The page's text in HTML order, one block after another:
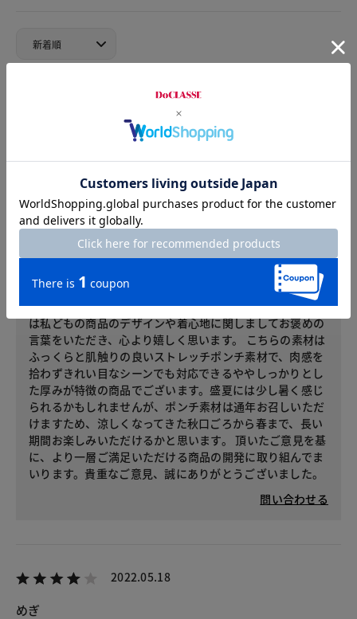
2022.07.30
デザイン、着用感共に良かったのに、かなりの生地の厚みと重
さでなかなか着用出来ないです。
お客様サービスセンターからのコメント
DoCLASSE商品のご購入、ならびにレビューへのご投稿あ
りがとうございます。せっかくお選びいただきましたの
に、残念な思いをおかけし申し訳ございません。 このたび
は私どもの商品のデザインや着心地に関しましてお褒めの
言葉をいただき、心より嬉しく思います。 こちらの素材は
ふっくらと肌触りの良いストレッチポンチ素材で、肉感を
拾わずきれい目なシーンでも対応できるややしっかりとし
た厚みが特徴の商品でございます。盛夏には少し暑く感じ
られるかもしれませんが、ポンチ素材は通年お召しいただ
けますため、涼しくなってきた秋口ごろから春まで、長い
期間お楽しみいただけるかと思います。 頂いたご意見を基
に、より一層ご満足いただける商品の開発に取り組んでま
いります。貴重なご意見、誠にありがとうございました。
問い合わせる
2022.05.18
めぎ